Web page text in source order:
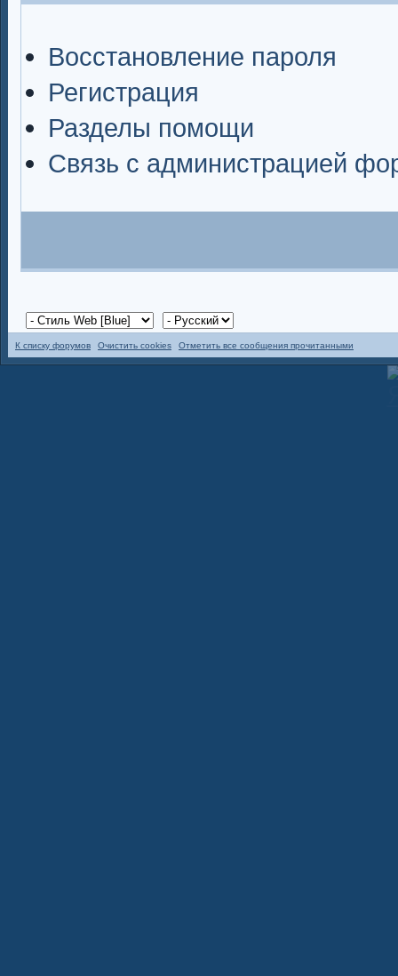
Восстановление пароля
Регистрация
Разделы помощи
Связь с администрацией
К списку форумов Очистить cookies Отметить все сообщения прочитанными